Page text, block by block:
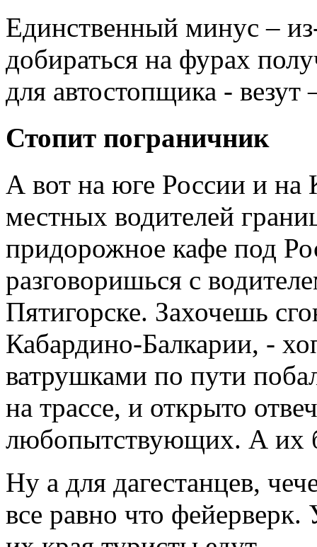
Единственный минус –
добираться на фурах
для автостопщика -
Стопит пограничник
А вот на юге России и на
местных водителей
придорожное кафе под
разговоришься с
Пятигорске. Захочешь
Кабардино-Балкарии, -
ватрушками по пути
на трассе, и открыто
любопытствующих. А их
Ну а для дагестанцев,
все равно что